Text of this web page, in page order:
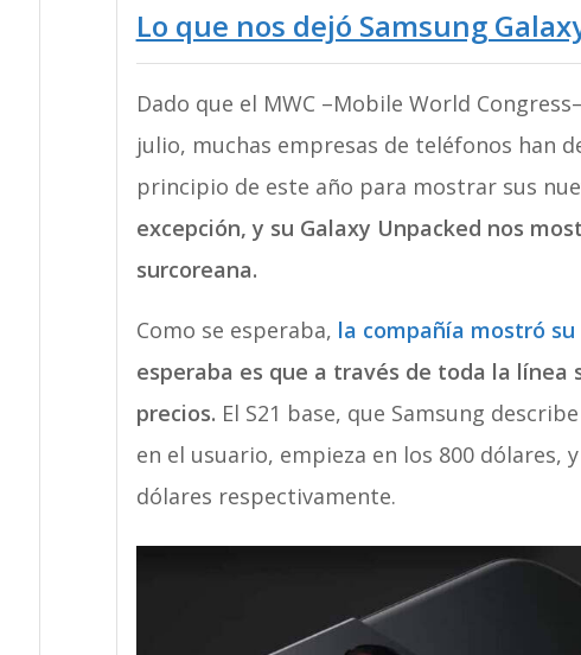
Lo que nos dejó Samsung
Dado que el MWC –Mobile World
julio, muchas empresas de teléfonos han
principio de este año para mostrar sus
excepción, y su Galaxy Unpacked nos
surcoreana.
Como se esperaba, la compañía mostró su
esperaba es que a través de toda la línea
precios. El S21 base, que Samsung
en el usuario, empieza en los 800 dólares,
dólares respectivamente.